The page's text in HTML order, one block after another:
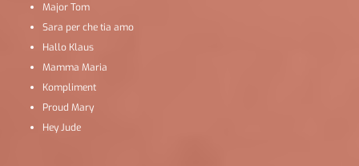
Major Tom
Sara per che tia amo
Hallo Klaus
Mamma Maria
Kompliment
Proud Mary
Hey Jude